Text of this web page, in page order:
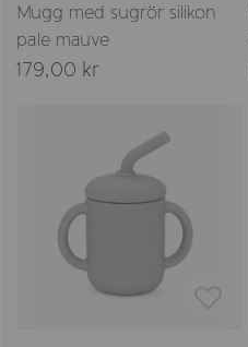
Mugg med sugrör silikon
pale mauve
179,00 kr